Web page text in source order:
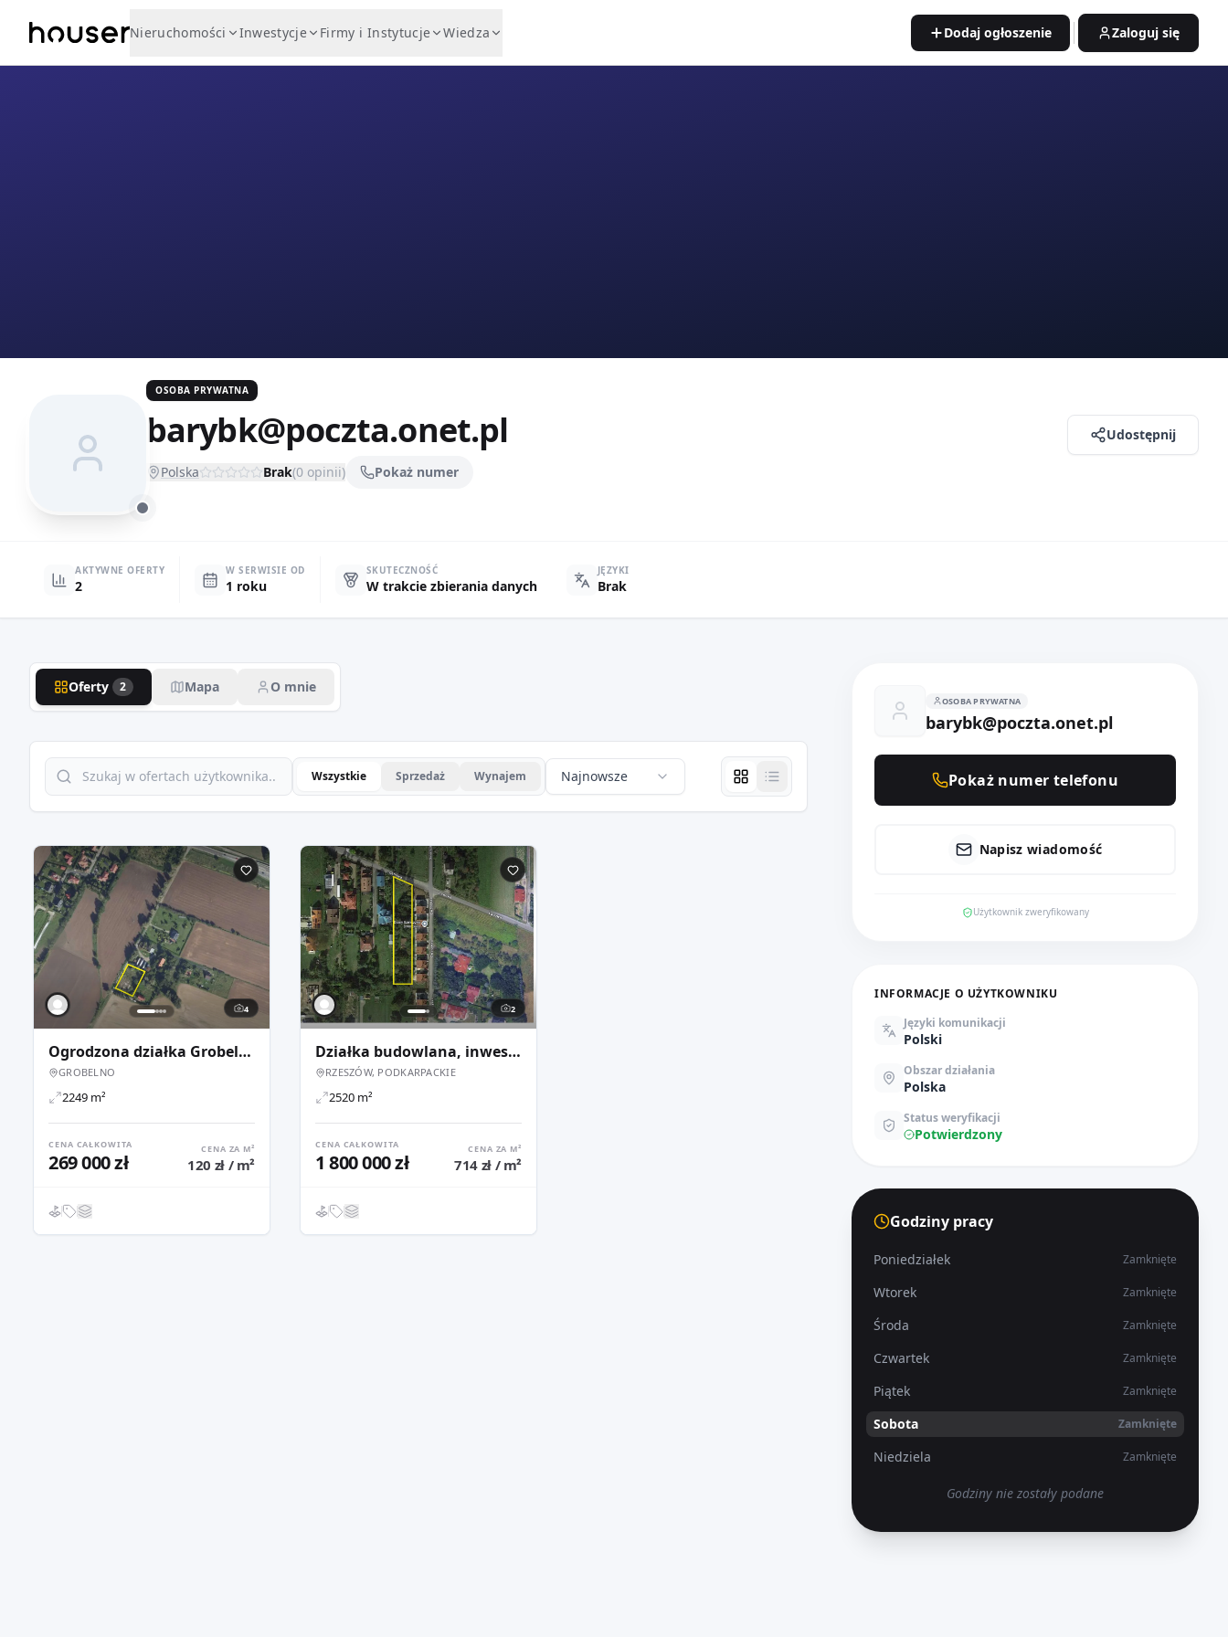
Nieruchomości Inwestycje Firmy i Instytucje Wiedza Dodaj ogłoszenie Zaloguj się
OSOBA PRYWATNA
barybk@poczta.onet.pl
Polska Brak(0 opinii) Pokaż numer
Udostępnij
AKTYWNE OFERTY
2
W SERWISIE OD
1 roku
SKUTECZNOŚĆ
W trakcie zbierania danych
JĘZYKI
Brak
Oferty 2 Mapa O mnie
Wszystkie Sprzedaż Wynajem Najnowsze
4
Ogrodzona działka Grobelno / Malbork, 2249 m2, posiada WZ
GROBELNO
2249 m²
CENA CAŁKOWITA
269 000 zł
CENA ZA M²
120 zł / m²
2
Działka budowlana, inwestycyjna 2520 m2, Rzeszów, ul. Dworzysko/Łanowa
RZESZÓW, PODKARPACKIE
2520 m²
CENA CAŁKOWITA
1 800 000 zł
CENA ZA M²
714 zł / m²
OSOBA PRYWATNA
barybk@poczta.onet.pl
Pokaż numer telefonu
Napisz wiadomość
Użytkownik zweryfikowany
INFORMACJE O UŻYTKOWNIKU
Języki komunikacji
Polski
Obszar działania
Polska
Status weryfikacji
Potwierdzony
Godziny pracy
Poniedziałek Zamknięte
Wtorek Zamknięte
Środa Zamknięte
Czwartek Zamknięte
Piątek Zamknięte
Sobota Zamknięte
Niedziela Zamknięte
Godziny nie zostały podane